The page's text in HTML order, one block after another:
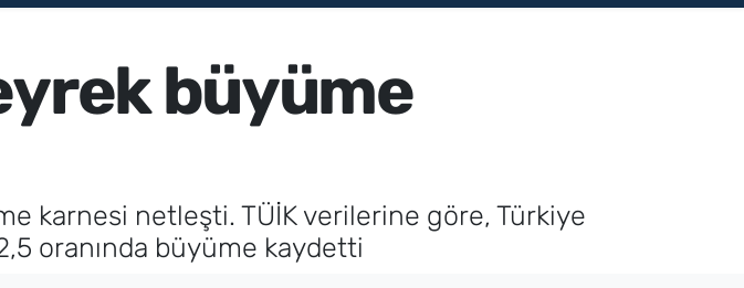
büyüme
karnesi netleşti. TÜİK verilerine göre, Türkiye
oranında büyüme kaydetti